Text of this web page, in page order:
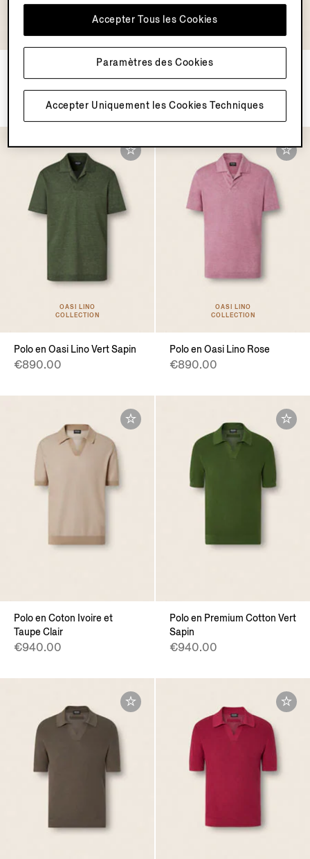
Polo en Piqué de Coton
Taupe Foncé
€575.00
Polo en Piqué de Coton Noir
€575.00
OASI LINO
COLLECTION
Polo en Oasi Lino Vert Sapin
€890.00
OASI LINO
COLLECTION
Polo en Oasi Lino Rose
€890.00
Polo en Coton Ivoire et
Taupe Clair
€940.00
Polo en Premium Cotton Vert
Sapin
€940.00
Accepter Uniquement les Cookies Techniques
Accepter Tous les Cookies
Paramètres des Cookies